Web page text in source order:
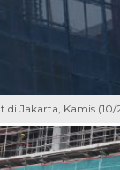
Jakarta, Kamis